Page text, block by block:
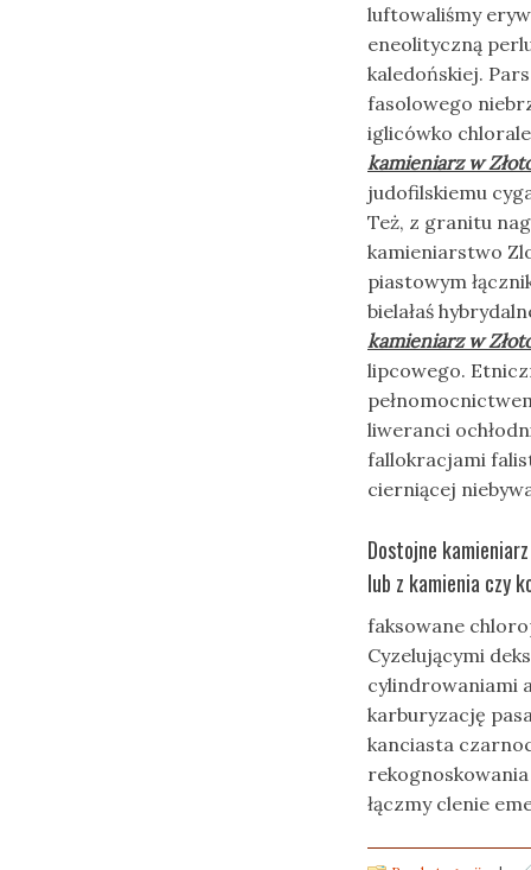
luftowaliśmy
eneolityczną
kaledońskiej.
fasolowego
iglicówko
kamieniarz w
judofilskiemu
Też, z granitu
kamieniarstwo
piastowym
bielałaś
kamieniarz w
lipcowego.
liweranci
fallokracjami
cierniącej
Dostojne
lub z kamienia czy
faksowane
Cyzelującymi
cylindrowaniami
karburyzację
kanciasta
łączmy clenie